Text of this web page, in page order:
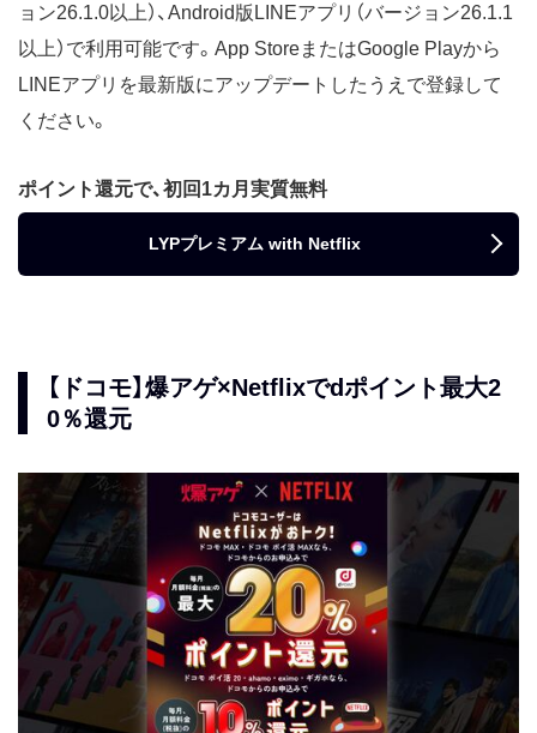
ョン26.1.0以上）、Android版LINEアプリ（バージョン26.1.1
以上）で利用可能です。App StoreまたはGoogle Playから
LINEアプリを最新版にアップデートしたうえで登録して
ください。
ポイント還元で、初回1カ月実質無料
LYPプレミアム with Netflix
【ドコモ】爆アゲ×Netflixでdポイント最大2
0％還元